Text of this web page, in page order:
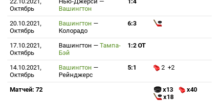
Октябрь
Вашингтон
20.10.2021,
Октябрь
Вашингтон —
Колорадо
6:3
17.10.2021,
Октябрь
Вашингтон — Тампа-
Бэй
1:2 ОТ
14.10.2021,
Октябрь
Вашингтон —
Рейнджерс
5:1 2 +2
Матчей: 72 x13
x40
x18